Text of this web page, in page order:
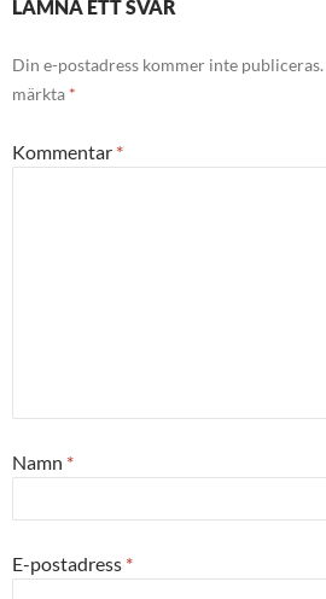
LÄMNA ETT SVAR
Din e-postadress kommer inte publiceras.
märkta *
Kommentar *
Namn *
E-postadress *